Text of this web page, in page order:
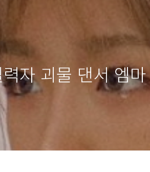
자 괴물 댄서 엠마